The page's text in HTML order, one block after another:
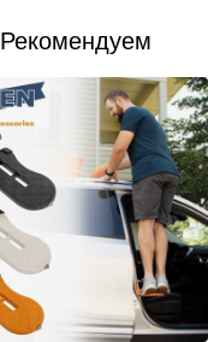
Рекомендуем